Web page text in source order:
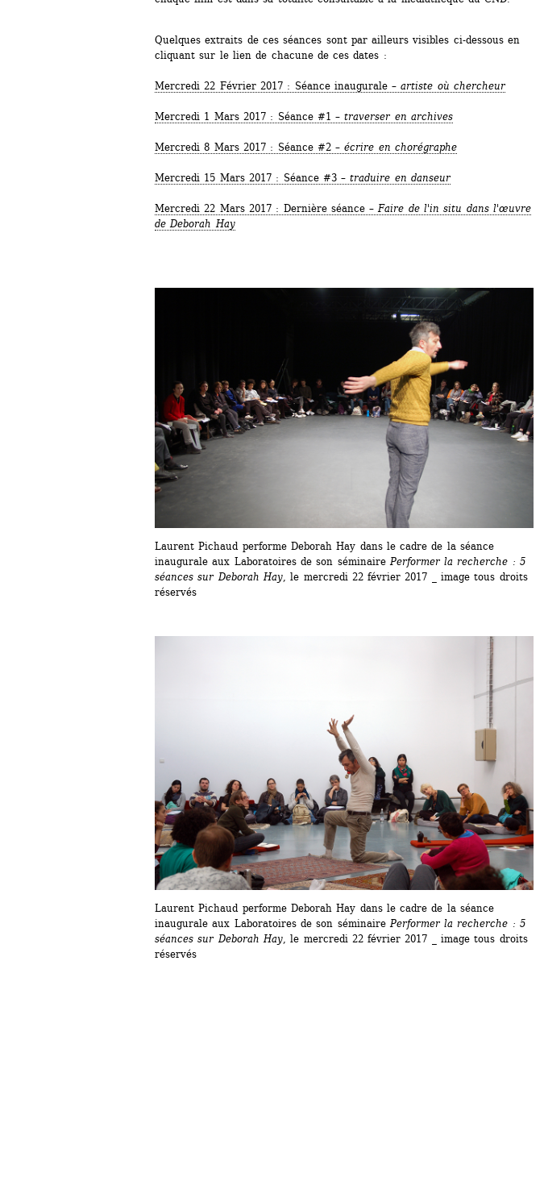
Quelques extraits de ces séances sont par ailleurs visibles ci-dessous en
cliquant sur le lien de chacune de ces dates :
Mercredi 22 Février 2017 : Séance inaugurale – artiste où chercheur
Mercredi 1 Mars 2017 : Séance #1 – traverser en archives
Mercredi 8 Mars 2017 : Séance #2 – écrire en chorégraphe
Mercredi 15 Mars 2017 : Séance #3 – traduire en danseur
Mercredi 22 Mars 2017 : Dernière séance – Faire de l'in situ dans l'œuvre
de Deborah Hay
Laurent Pichaud performe Deborah Hay dans le cadre de la séance
inaugurale aux Laboratoires de son séminaire Performer la recherche : 5
séances sur Deborah Hay, le mercredi 22 février 2017 _ image tous droits
réservés
Laurent Pichaud performe Deborah Hay dans le cadre de la séance
inaugurale aux Laboratoires de son séminaire Performer la recherche : 5
séances sur Deborah Hay, le mercredi 22 février 2017 _ image tous droits
réservés